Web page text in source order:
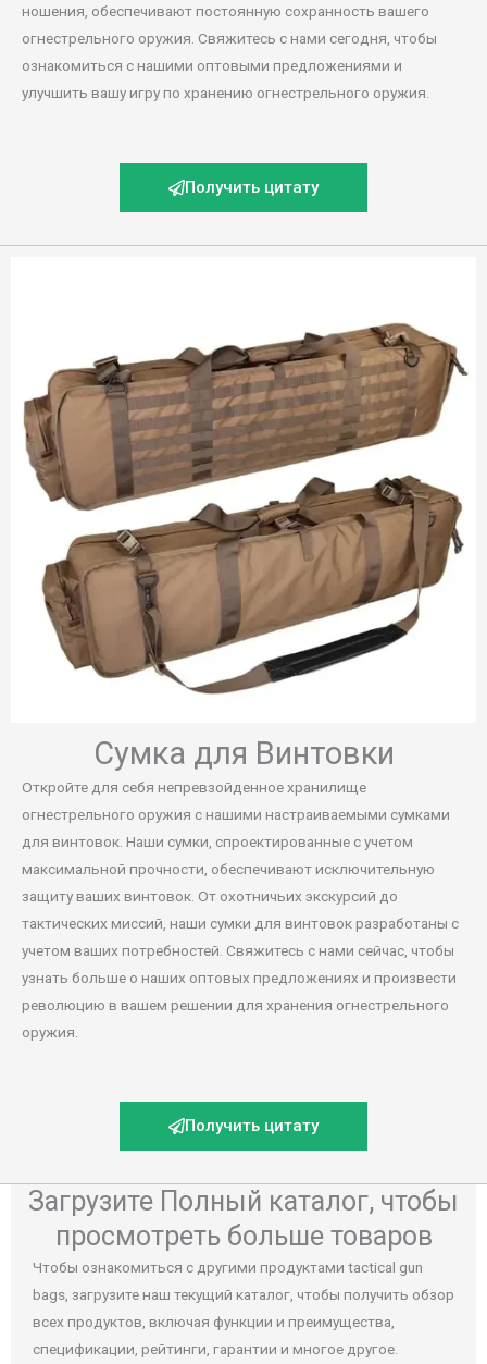
ношения, обеспечивают постоянную сохранность вашего
огнестрельного оружия. Свяжитесь с нами сегодня, чтобы
ознакомиться с нашими оптовыми предложениями и
улучшить вашу игру по хранению огнестрельного оружия.
Получить цитату
Сумка для Винтовки
Откройте для себя непревзойденное хранилище
огнестрельного оружия с нашими настраиваемыми сумками
для винтовок. Наши сумки, спроектированные с учетом
максимальной прочности, обеспечивают исключительную
защиту ваших винтовок. От охотничьих экскурсий до
тактических миссий, наши сумки для винтовок разработаны с
учетом ваших потребностей. Свяжитесь с нами сейчас, чтобы
узнать больше о наших оптовых предложениях и произвести
революцию в вашем решении для хранения огнестрельного
оружия.
Получить цитату
Загрузите Полный каталог, чтобы
просмотреть больше товаров
Чтобы ознакомиться с другими продуктами tactical gun
bags, загрузите наш текущий каталог, чтобы получить обзор
всех продуктов, включая функции и преимущества,
спецификации, рейтинги, гарантии и многое другое.